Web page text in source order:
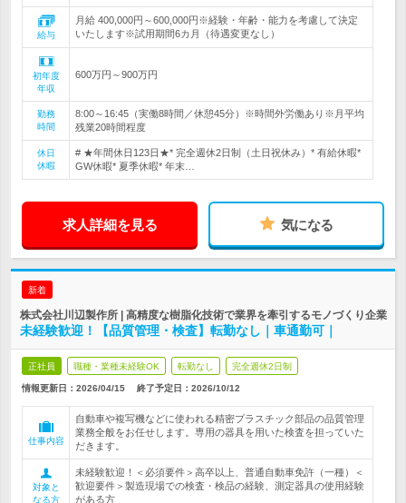
給与
月給 400,000円～600,000円※経験・年齢・能力を考慮して決定
いたします※試用期間6カ月（待遇変更なし）
初年度
年収
600万円～900万円
勤務
時間
8:00～16:45（実働8時間／休憩45分）※時間外労働あり※月平均
残業20時間程度
休日
休暇
# ★年間休日123日★* 完全週休2日制（土日祝休み）* 有給休暇*
GW休暇* 夏季休暇* 年末…
求人詳細を見る 気になる
新着
株式会社川辺製作所 | 高精度な樹脂化技術で業界を牽引するモノづくり企業
未経験歓迎！【品質管理・検査】転勤なし｜車通勤可｜
正社員 職種・業種未経験OK 転勤なし 完全週休2日制
情報更新日：2026/04/15 終了予定日： 2026/10/12
仕事内容
自動車や複写機などに使われる精密プラスチック部品の品質管理
業務全般をお任せします。専用の器具を用いた検査を担っていた
だきます。
対象と
なる方
未経験歓迎！＜必須要件＞高卒以上、普通自動車免許（一種）＜
歓迎要件＞製造現場での検査・検品の経験、測定器具の使用経験
がある方